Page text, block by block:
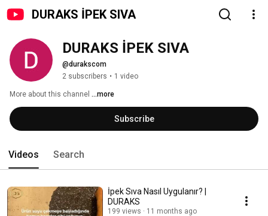
DURAKS İPEK SIVA
DURAKS İPEK SIVA
@durakscom
2 subscribers • 1 video
More about this channel ...more
Subscribe
Videos Search
İpek Sıva Nasıl Uygulanır? |
DURAKS
199 views 11 months ago